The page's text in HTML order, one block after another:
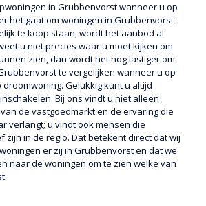
in Grubbenvorst wanneer u op
het gaat om woningen in Grubbenvorst
te koop staan, wordt het aanbod al
u niet precies waar u moet kijken om
zien, dan wordt het nog lastiger om
te vergelijken wanneer u op
Gelukkig kunt u altijd
Bij ons vindt u niet alleen
de vastgoedmarkt en de ervaring die
verlangt; u vindt ook mensen die
zijn in de regio. Dat betekent direct dat wij
er zij in Grubbenvorst en dat we
naar de woningen om te zien welke van